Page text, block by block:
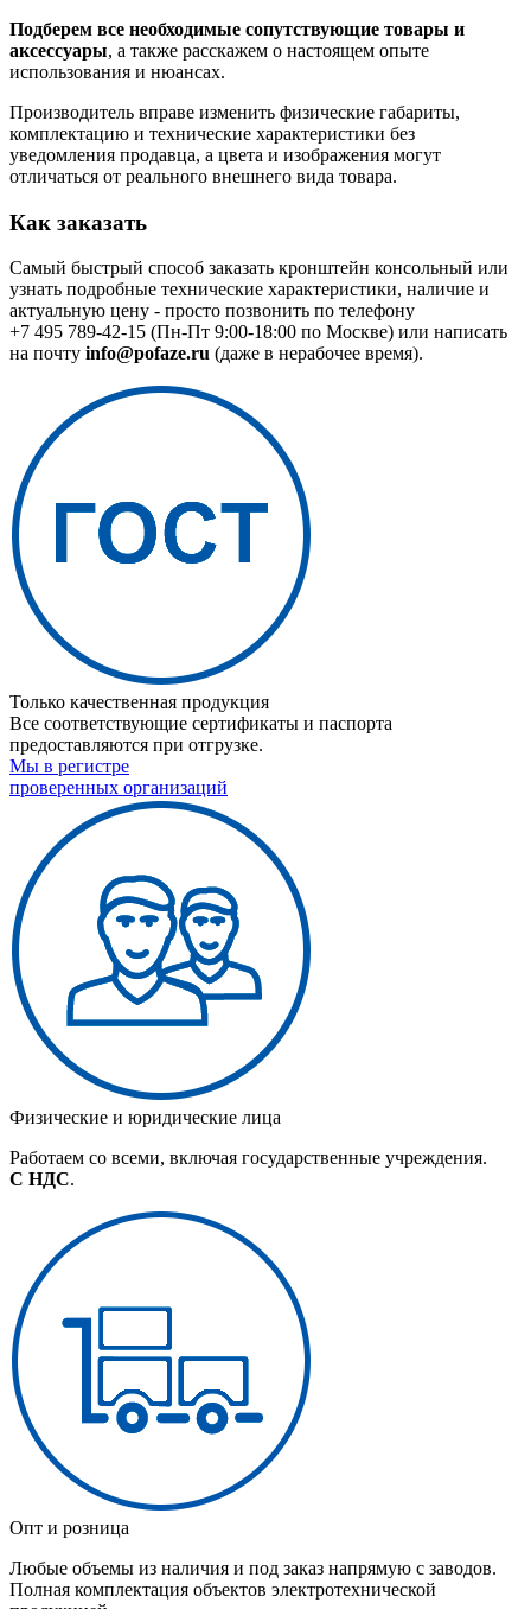
Подберем все необходимые сопутствующие товары и
аксессуары, а также расскажем о настоящем опыте
использования и нюансах.
Производитель вправе изменить физические габариты,
комплектацию и технические характеристики без
уведомления продавца, а цвета и изображения могут
отличаться от реального внешнего вида товара.
Как заказать
Самый быстрый способ заказать кронштейн консольный или
узнать подробные технические характеристики, наличие и
актуальную цену - просто позвонить по телефону
+7 495 789-42-15 (Пн-Пт 9:00-18:00 по Москве) или написать
на почту info@pofaze.ru (даже в нерабочее время).
Только качественная продукция
Все соответствующие сертификаты и паспорта
предоставляются при отгрузке.
Мы в регистре
проверенных организаций
Физические и юридические лица
Работаем со всеми, включая государственные учреждения.
С НДС.
Опт и розница
Любые объемы из наличия и под заказ напрямую с заводов.
Полная комплектация объектов электротехнической